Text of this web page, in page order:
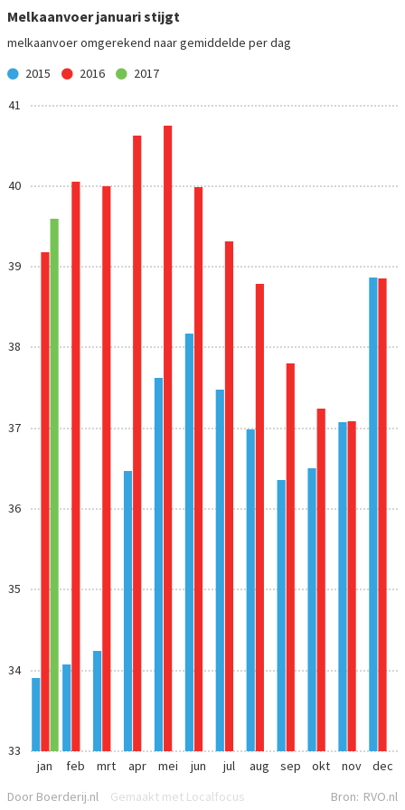
Melkaanvoer januari stijgt
melkaanvoer omgerekend naar gemiddelde per dag
2015 2016 2017
jan feb mrt apr mei jun jul aug sep okt nov dec
33
34
35
36
37
38
39
40
41
Bron: RVO.nl
Gemaakt met Localfocus
Door Boerderij.nl